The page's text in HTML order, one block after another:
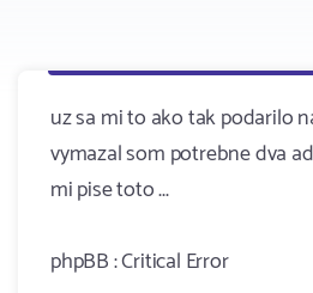
uz sa mi to ako tak podarilo
vymazal som potrebne dva
mi pise toto ...
phpBB : Critical Error